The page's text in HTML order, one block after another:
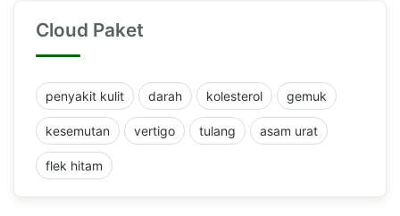
Cloud Paket
penyakit kulit darah kolesterol gemuk
kesemutan vertigo tulang asam urat
flek hitam